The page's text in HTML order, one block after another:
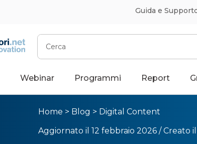
Guida e
Cerca
Webinar Programmi Report
Home > Blog > Digital Content
Aggiornato il 12 febbraio 2026 / Creato